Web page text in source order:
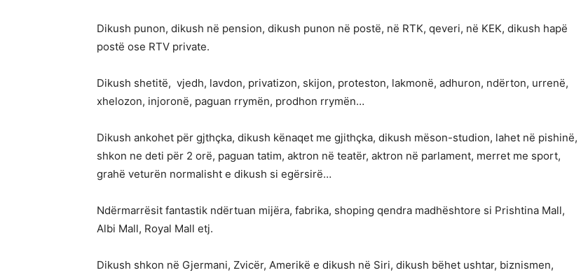
Dikush punon, dikush në pension, dikush punon në postë, në RTK, qeveri, në KEK, dikush hapë
postë ose RTV private.
Dikush shetitë, vjedh, lavdon, privatizon, skijon, proteston, lakmonë, adhuron, ndërton, urrenë,
xhelozon, injoronë, paguan rrymën, prodhon rrymën…
Dikush ankohet për gjthçka, dikush kënaqet me gjithçka, dikush mëson-studion, lahet në pishinë,
shkon ne deti për 2 orë, paguan tatim, aktron në teatër, aktron në parlament, merret me sport,
grahë veturën normalisht e dikush si egërsirë…
Ndërmarrësit fantastik ndërtuan mijëra, fabrika, shoping qendra madhështore si Prishtina Mall,
Albi Mall, Royal Mall etj.
Dikush shkon në Gjermani, Zvicër, Amerikë e dikush në Siri, dikush bëhet ushtar, biznismen,